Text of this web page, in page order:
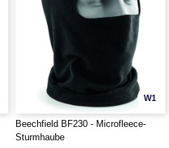
W1
Beechfield BF230 - Microfleece-
Sturmhaube